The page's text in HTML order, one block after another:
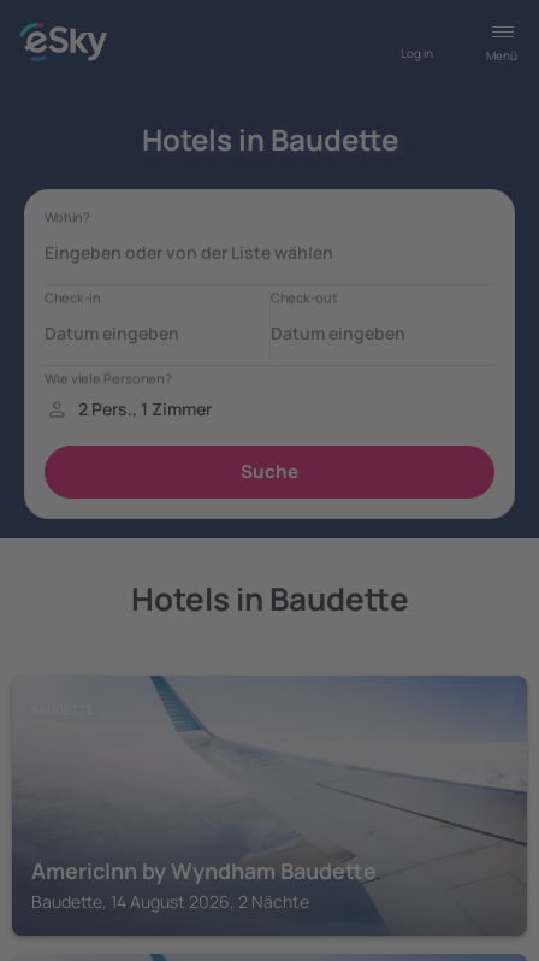
Menü
Log in
Hotels in Baudette
Hotels in Baudette
AmericInn by Wyndham Baudette
Baudette, 14 August 2026, 2 Nächte